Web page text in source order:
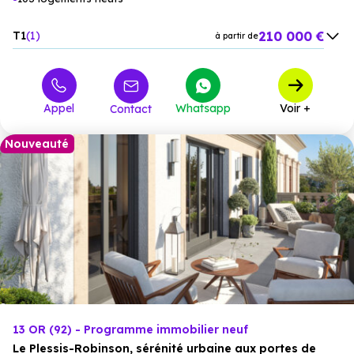
T1 1 à partir de210 000 €
58 à partir de 331 000 €
à partir de 451 000 €
T5 3 à partir de580 000 €
Appel Contact Whatsapp Voir +
Nouveauté
13 OR (92) - Programme immobilier neuf
Le Plessis-Robinson, sérénité urbaine aux portes de